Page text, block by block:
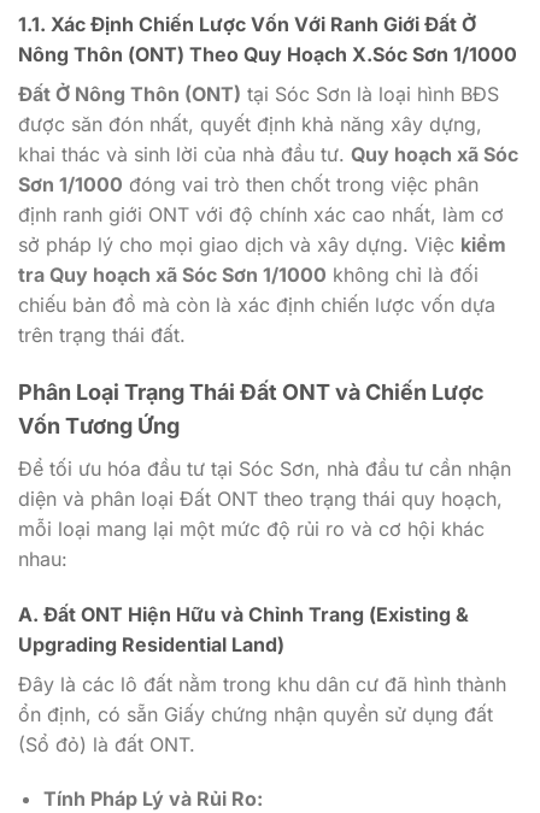
1.1. Xác Định Chiến Lược Vốn Với Ranh Giới Đất Ở
Nông Thôn (ONT) Theo Quy Hoạch X.Sóc Sơn 1/1000
Đất Ở Nông Thôn (ONT) tại Sóc Sơn là loại hình BĐS
được săn đón nhất, quyết định khả năng xây dựng,
khai thác và sinh lời của nhà đầu tư. Quy hoạch xã Sóc
Sơn 1/1000 đóng vai trò then chốt trong việc phân
định ranh giới ONT với độ chính xác cao nhất, làm cơ
sở pháp lý cho mọi giao dịch và xây dựng. Việc kiểm
tra Quy hoạch xã Sóc Sơn 1/1000 không chỉ là đối
chiếu bản đồ mà còn là xác định chiến lược vốn dựa
trên trạng thái đất.
Phân Loại Trạng Thái Đất ONT và Chiến Lược
Vốn Tương Ứng
Để tối ưu hóa đầu tư tại Sóc Sơn, nhà đầu tư cần nhận
diện và phân loại Đất ONT theo trạng thái quy hoạch,
mỗi loại mang lại một mức độ rủi ro và cơ hội khác
nhau:
A. Đất ONT Hiện Hữu và Chỉnh Trang (Existing &
Upgrading Residential Land)
Đây là các lô đất nằm trong khu dân cư đã hình thành
ổn định, có sẵn Giấy chứng nhận quyền sử dụng đất
(Sổ đỏ) là đất ONT.
Tính Pháp Lý và Rủi Ro: